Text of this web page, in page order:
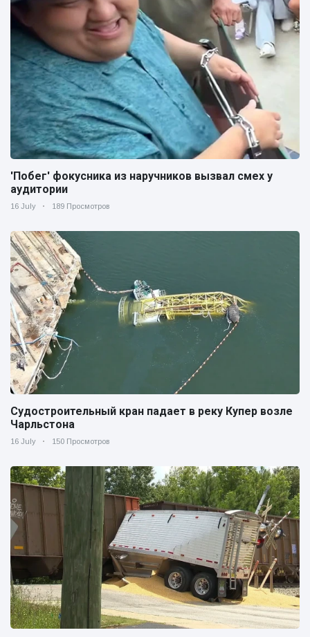
'Побег' фокусника из наручников вызвал смех у
аудитории
16 July 189 Просмотров
Судостроительный кран падает в реку Купер возле
Чарльстона
16 July 150 Просмотров